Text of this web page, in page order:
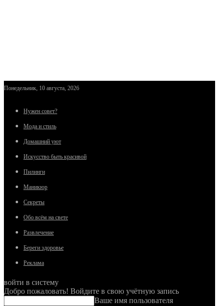
Понедельник, 10 августа, 2026
Нужен совет?
Мода и стиль
Домашний уют
Искусство быть красивой
Пилинги
Маникюр
Секреты
Обо всём на свете
Развлечение
Береги здоровье
Реклама
войти в систему
Добро пожаловать! Войдите в свою учётную запись
Ваше имя пользователя